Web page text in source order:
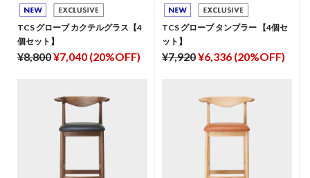
TCS グローブ カクテルグラス【4
個セット】
¥8,800¥7,040 (20%OFF)
TCS グローブ タンブラー 【4個セ
ット】
¥7,920¥6,336 (20%OFF)